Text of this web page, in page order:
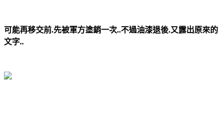
可能再移交前.先被軍方塗銷一次..不過油漆退後.又露出原來的
文字..